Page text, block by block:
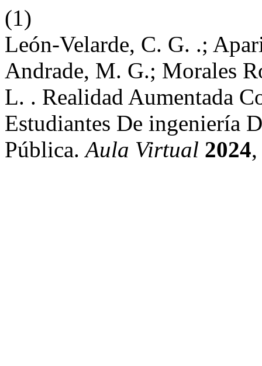
(1)
León-Velarde, C. G. .;
Andrade, M. G.; Morales
L. . Realidad Aumentada
Estudiantes De ingeniería
Pública.Aula Virtual 2024